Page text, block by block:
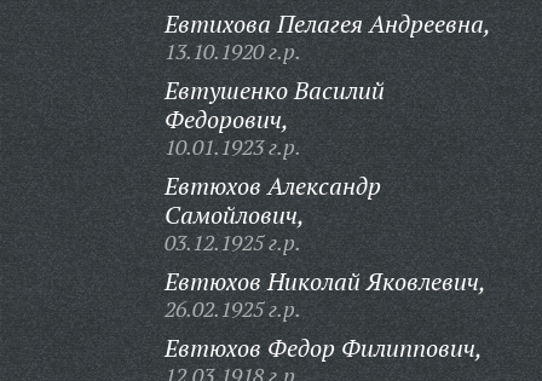
Евтихова Пелагея Андреевна,
13.10.1920 г.р.
Евтушенко Василий
Федорович,
10.01.1923 г.р.
Евтюхов Александр
Самойлович,
03.12.1925 г.р.
Евтюхов Николай Яковлевич,
26.02.1925 г.р.
Евтюхов Федор Филиппович,
12.03.1918 г.р.